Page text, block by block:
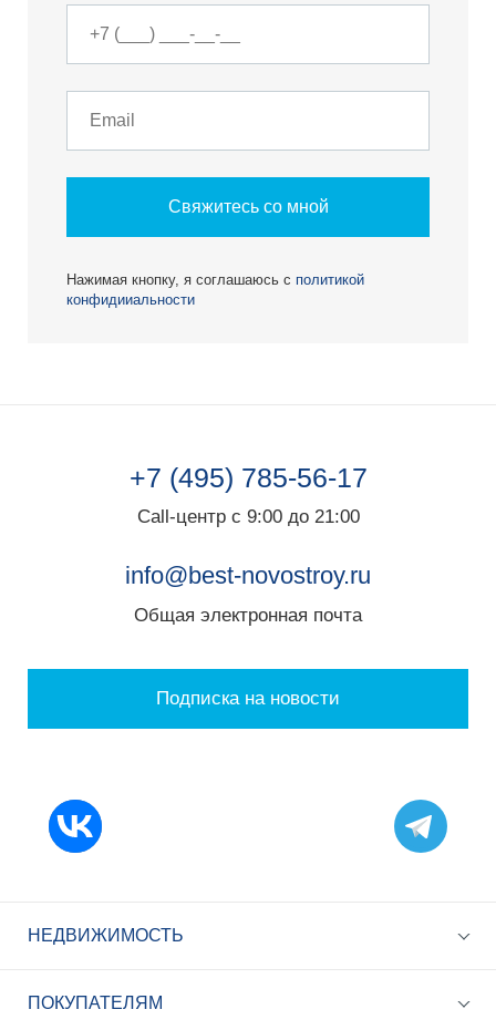
Свяжитесь со мной
Нажимая кнопку, я соглашаюсь с политикой
конфидииальности
+7 (495) 785-56-17
Call-центр с 9:00 до 21:00
info@best-novostroy.ru
Общая электронная почта
Подписка на новости
НЕДВИЖИМОСТЬ
ПОКУПАТЕЛЯМ